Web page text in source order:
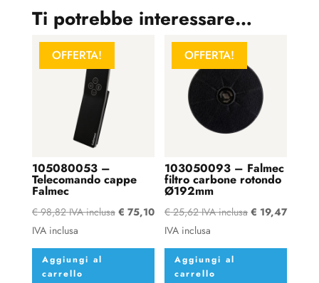
Ti potrebbe interessare…
OFFERTA!
105080053 –
Telecomando cappe
Falmec
€98,82 IVA inclusa € 75,10
IVA inclusa
Aggiungi al
carrello
OFFERTA!
103050093 – Falmec
filtro carbone rotondo
Ø192mm
€25,62 IVA inclusa € 19,47
IVA inclusa
Aggiungi al
carrello